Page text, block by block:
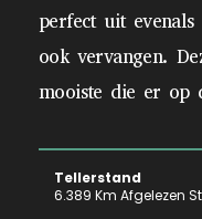
perfect uit
ook vervangen.
mooiste die er op
Tellerstand
6.389 Km Afgelezen